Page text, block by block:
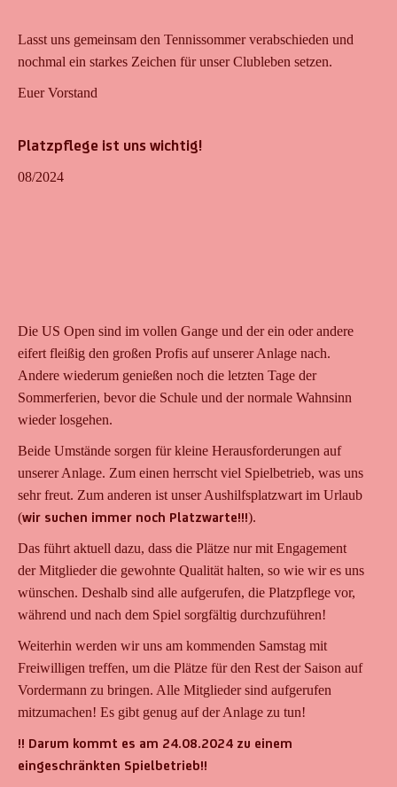
Lasst uns gemeinsam den Tennissommer verabschieden und
nochmal ein starkes Zeichen für unser Clubleben setzen.
Euer Vorstand
Platzpflege ist uns wichtig!
08/2024
Die US Open sind im vollen Gange und der ein oder andere
eifert fleißig den großen Profis auf unserer Anlage nach.
Andere wiederum genießen noch die letzten Tage der
Sommerferien, bevor die Schule und der normale Wahnsinn
wieder losgehen.
Beide Umstände sorgen für kleine Herausforderungen auf
unserer Anlage. Zum einen herrscht viel Spielbetrieb, was uns
sehr freut. Zum anderen ist unser Aushilfsplatzwart im Urlaub
(wir suchen immer noch Platzwarte!!!).
Das führt aktuell dazu, dass die Plätze nur mit Engagement
der Mitglieder die gewohnte Qualität halten, so wie wir es uns
wünschen. Deshalb sind alle aufgerufen, die Platzpflege vor,
während und nach dem Spiel sorgfältig durchzuführen!
Weiterhin werden wir uns am kommenden Samstag mit
Freiwilligen treffen, um die Plätze für den Rest der Saison auf
Vordermann zu bringen. Alle Mitglieder sind aufgerufen
mitzumachen! Es gibt genug auf der Anlage zu tun!
!! Darum kommt es am 24.08.2024 zu einem
eingeschränkten Spielbetrieb!!